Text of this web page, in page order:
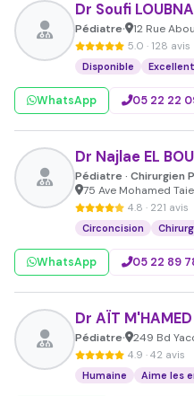
Dr Soufi LOUBNA
Pédiatre• 12 Rue
5.0 · 128 avis
Disponible
WhatsApp 05 22 22
Dr Najlae EL
Pédiatre · Chirurgien
75 Ave Mohamed
4.8 · 221 avis
Circoncision
WhatsApp 05 22 89
Dr AÏT
Pédiatre• 249 Bd
4.9 · 42 avis
Humaine Aime les